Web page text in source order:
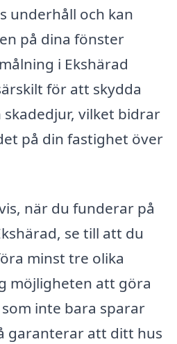
underhåll och kan
på dina fönster
i Ekshärad
för att skydda
vilket bidrar
på din fastighet över
när du funderar på
se till att du
minst tre olika
möjligheten att göra
inte bara sparar
garanterar att ditt hus